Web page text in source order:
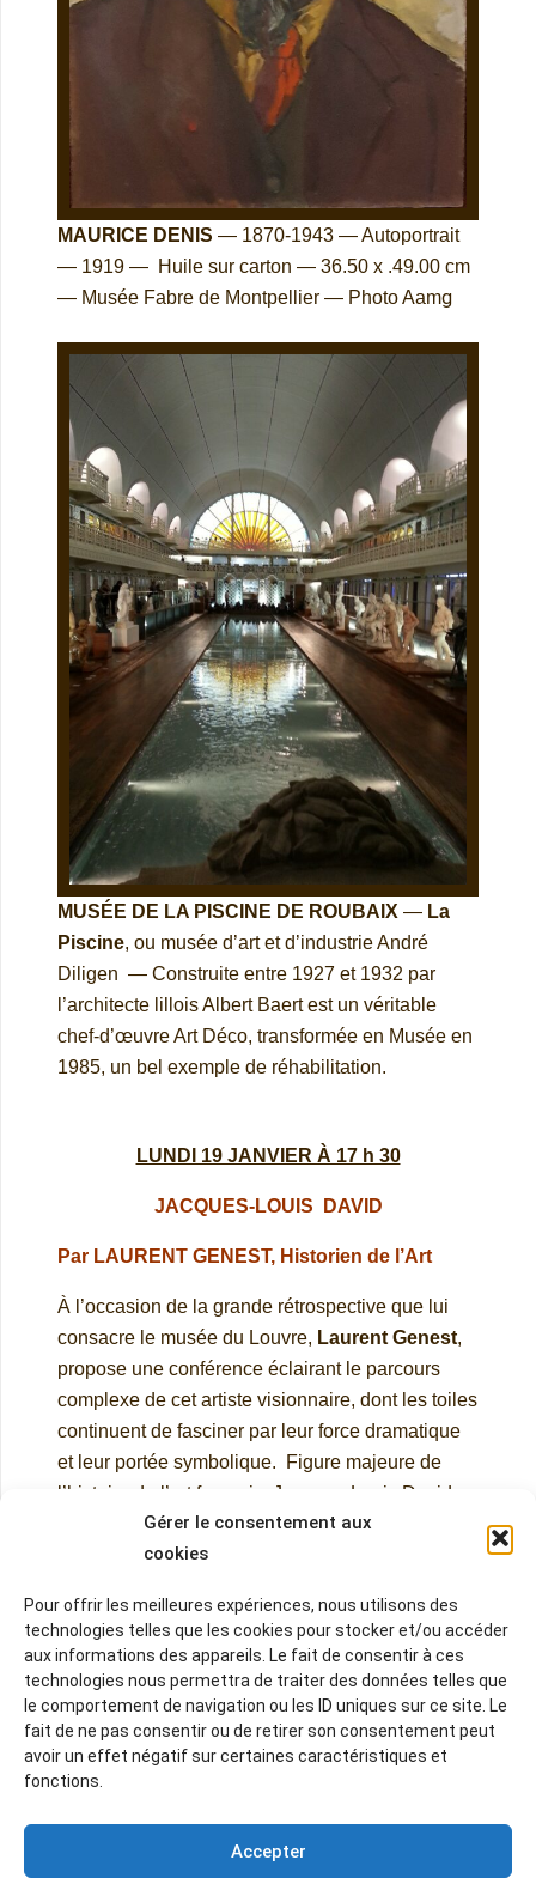
Gérer le consentement aux
cookies
Pour offrir les meilleures expériences, nous utilisons des
technologies telles que les cookies pour stocker et/ou accéder
aux informations des appareils. Le fait de consentir à ces
technologies nous permettra de traiter des données telles que
le comportement de navigation ou les ID uniques sur ce site. Le
fait de ne pas consentir ou de retirer son consentement peut
avoir un effet négatif sur certaines caractéristiques et
fonctions.
Accepter
MAURICE DENIS — 1870-1943 — Autoportrait
— 1919 — Huile sur carton — 36.50 x .49.00 cm
— Musée Fabre de Montpellier — Photo Aamg
MUSÉE DE LA PISCINE DE ROUBAIX — La
Piscine, ou musée d’art et d’industrie André
Diligen — Construite entre 1927 et 1932 par
l’architecte lillois Albert Baert est un véritable
chef-d’œuvre Art Déco, transformée en Musée en
1985, un bel exemple de réhabilitation.
LUNDI 19 JANVIER À 17 h 30
JACQUES-LOUIS DAVID
Par LAURENT GENEST, Historien de l’Art
À l’occasion de la grande rétrospective que lui
consacre le musée du Louvre, Laurent Genest,
propose une conférence éclairant le parcours
complexe de cet artiste visionnaire, dont les toiles
continuent de fasciner par leur force dramatique
et leur portée symbolique.
Figure majeure de
l’histoire de l’art français, Jacques-Louis David
incarne le tournant néoclassique de la peinture à
la veille de la Révolution. Formé à Rome, nourri
héroïque, au service d’idéaux nouveaux. Peintre
de la République, puis de l’Empire, il traverse les
bouleversements de son siècle en acteur engagé,
proche de Robespierre avant de devenir le
portraitiste officiel de Napoléon.DeLa Mort de
Marat
de propagande. Exilé à Bruxelles après la chute